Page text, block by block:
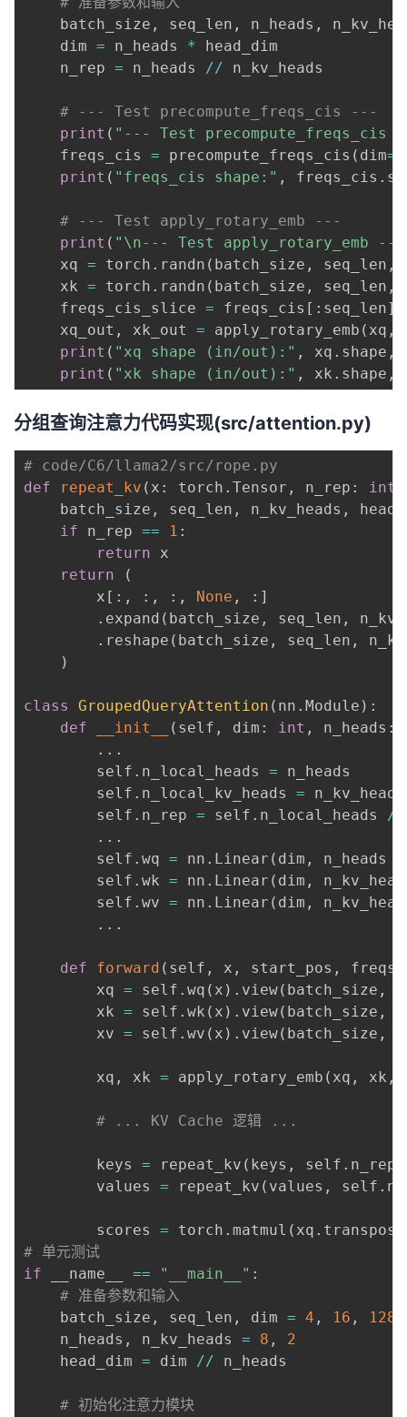
    batch_size
, seq_len , n_heads ,
    dim
= n_heads *
head_dim
    n_rep
= n_heads // n_kv_heads
# --- Test precompute_freqs_cis ---
print ( "--- Test precompute_freqs_cis
    freqs_cis
= precompute_freqs_cis ( dim=
print ( "freqs_cis shape:" , freqs_cis .
# --- Test apply_rotary_emb ---
print ( "\n--- Test apply_rotary_emb
    xq
= torch . randn ( batch_size , seq_len ,
    xk
= torch . randn ( batch_size , seq_len ,
    freqs_cis_slice
= freqs_cis [ : seq_len]
    xq_out
, xk_out = apply_rotary_emb ( xq ,
print ( "xq shape (in/out):" , xq . shape ,
print ( "xk shape (in/out):" , xk . shape ,
分组查询注意力代码实现(src/attention.py)
# code/C6/llama2/src/rope.py
def
repeat_kv ( x : torch . Tensor , n_rep : int
    batch_size
, seq_len , n_kv_heads ,
if n_rep == 1 :
return x
return
(
        x
[ : , : , : , None , : ]
. expand ( batch_size , seq_len ,
. reshape ( batch_size , seq_len ,
)
class GroupedQueryAttention ( nn . Module ) :
def
__init__ ( self , dim : int , n_heads :
. . .
        self
. n_local_heads = n_heads
        self
. n_local_kv_heads = n_kv_heads
        self
. n_rep = self . n_local_heads //
. . .
        self
. wq = nn . Linear ( dim , n_heads
        self
. wk = nn . Linear ( dim ,
        self
. wv = nn . Linear ( dim ,
. . .
def forward ( self , x , start_pos ,
        xq
= self . wq ( x ) . view( batch_size ,
        xk
= self . wk ( x ) . view( batch_size ,
        xv
= self . wv ( x ) . view( batch_size ,
        xq
, xk = apply_rotary_emb ( xq , xk ,
# ... KV Cache 逻辑 ...
        keys
= repeat_kv ( keys , self . n_rep
        values
= repeat_kv ( values , self .
        scores
= torch . matmul ( xq . transpose
# 单元测试
if __name__ == "__main__" :
# 准备参数和输入
    batch_size
, seq_len , dim = 4 , 16 ,
128
    n_heads
, n_kv_heads = 8 ,
2
    head_dim
= dim // n_heads
# 初始化注意力模块